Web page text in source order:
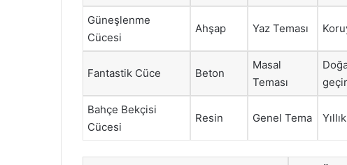
Güneşlenme
Cücesi
Ahşap Yaz Teması
Fantastik Cüce Beton
Masal
Teması
Bahçe Bekçisi
Cücesi
Resin Genel Tema